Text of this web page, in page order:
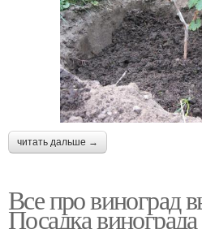
читать дальше →
Все про виноград
Посадка